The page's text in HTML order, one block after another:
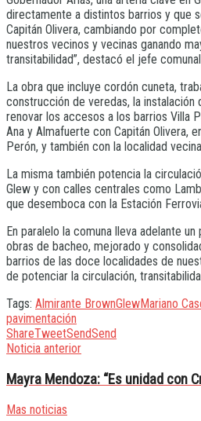
directamente a distintos barrios y que
Capitán Olivera, cambiando por
nuestros vecinos y vecinas ganando
transitabilidad”, destacó el jefe comunal
La obra que incluye cordón cuneta,
construcción de veredas, la instalación
renovar los accesos a los barrios Villa
Ana y Almafuerte con Capitán Olivera,
Perón, y también con la localidad
La misma también potencia la
Glew y con calles centrales como
que desemboca con la Estación
En paralelo la comuna lleva adelante
obras de bacheo, mejorado y
barrios de las doce localidades de
de potenciar la circulación,
Tags: Almirante BrownGlewMariano
pavimentación
ShareTweetSendSend
Noticia anterior
Mayra Mendoza: “Es unidad con
Mas noticias